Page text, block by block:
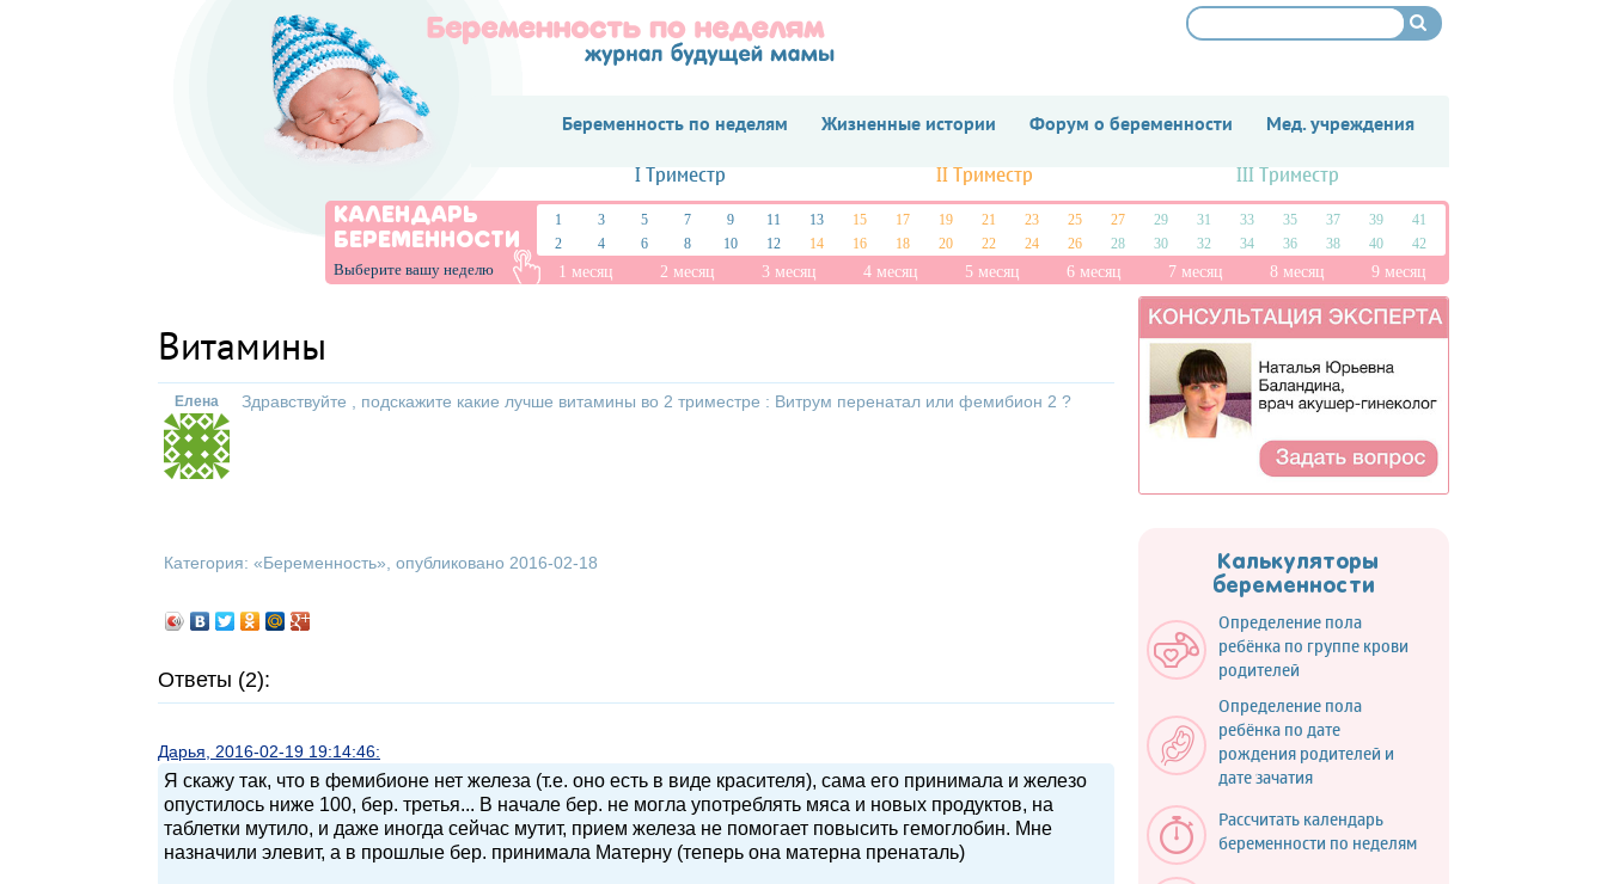
Беременность по неделям Жизненные истории Форум о беременности Мед. учреждения
I Триместр II Триместр III Триместр
КАЛЕНДАРЬ
БЕРЕМЕННОСТИ
Выберите вашу неделю
1 3 5 7 9 11 13 15 17 19 21 23 25 27 29 31 33 35 37 39
41
2
4 6 8 10 12 14 16 18 20 22 24 26 28 30 32 34 36 38 40 42
1 месяц 2 месяц 3 месяц 4 месяц 5 месяц 6 месяц 7 месяц 8 месяц 9 месяц
Витамины
Елена Здравствуйте , подскажите какие лучше витамины во 2 триместре : Витрум перенатал или фемибион 2 ?
Категория: «Беременность», опубликовано 2016-02-18
Ответы (2):
Дарья, 2016-02-19 19:14:46:
Я скажу так, что в фемибионе нет железа (т.е. оно есть в виде красителя), сама его принимала и железо
опустилось ниже 100, бер. третья... В начале бер. не могла употреблять мяса и новых продуктов, на
таблетки мутило, и даже иногда сейчас мутит, прием железа не помогает повысить гемоглобин. Мне
назначили элевит, а в прошлые бер. принимала Матерну (теперь она матерна пренаталь)
Калькуляторы
беременности
Определение пола
ребёнка по группе крови
родителей
Определение пола
ребёнка по дате
рождения родителей и
дате зачатия
Рассчитать календарь
беременности по неделям